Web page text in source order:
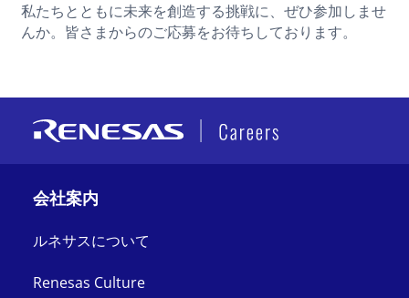
私たちとともに未来を創造する挑戦に、ぜひ参加しませ
んか。皆さまからのご応募をお待ちしております。
会社案内
ルネサスについて
Renesas Culture